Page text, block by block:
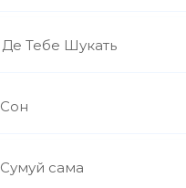
Де Тебе Шукать
Сон
Сумуй сама